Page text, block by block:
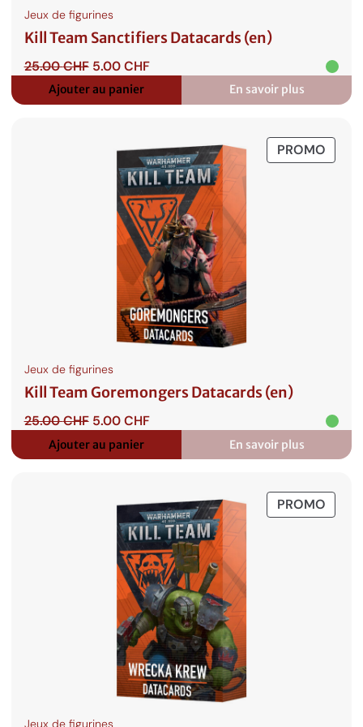
Jeux de figurines
Kill Team Sanctifiers Datacards (en)
25.00CHF Le
prix
initial
5.00CHFLe
actuel
Ajouter au panier En savoir plus
:
Kill
Sanctifiers
Datacards
(en)
PROMO
EN
Jeux de figurines
Kill Team Goremongers Datacards (en)
25.00CHF Le
initial
5.00CHFLe
actuel
Ajouter au panier En savoir plus
:
Kill
Goremongers
Datacards
(en)
PROMO
EN
Jeux de figurines